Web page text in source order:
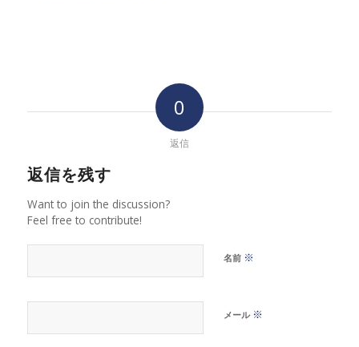
0
返信
返信を残す
Want to join the discussion?
Feel free to contribute!
名前 ※
メール ※